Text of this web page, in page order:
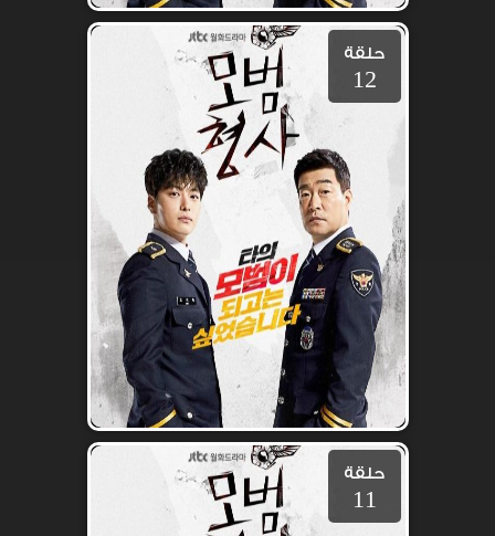
حلقة
12
حلقة
11